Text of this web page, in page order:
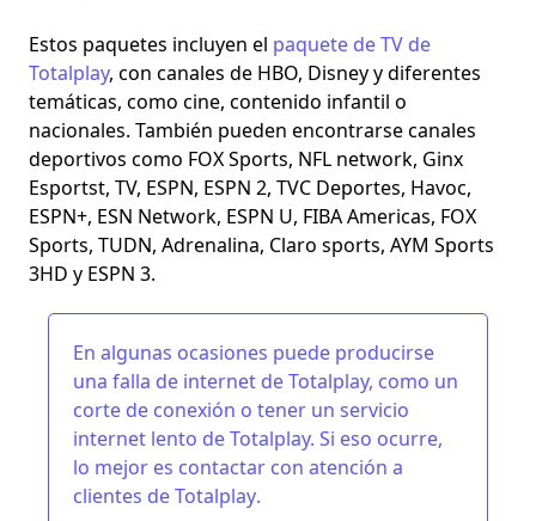
Estos paquetes incluyen el paquete de TV de
Totalplay, con canales de HBO, Disney y diferentes
temáticas, como cine, contenido infantil o
nacionales. También pueden encontrarse canales
deportivos como FOX Sports, NFL network, Ginx
Esportst, TV, ESPN, ESPN 2, TVC Deportes, Havoc,
ESPN+, ESN Network, ESPN U, FIBA Americas, FOX
Sports, TUDN, Adrenalina, Claro sports, AYM Sports
3HD y ESPN 3.
En algunas ocasiones puede producirse
una falla de internet de Totalplay, como un
corte de conexión o tener un servicio
internet lento de Totalplay. Si eso ocurre,
lo mejor es contactar con atención a
clientes de Totalplay.